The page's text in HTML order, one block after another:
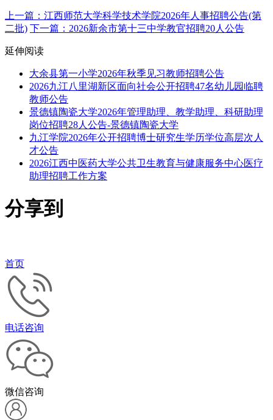
上一篇：江西师范大学科学技术学院2026年人事招聘公告(第
二批) 下一篇：2026新余市第十三中学教官招聘20人公告
延伸阅读
大余县第一小学2026年秋季见习教师招聘公告
2026九江八里湖新区面向社会公开招聘47名幼儿园临聘
教师公告
景德镇陶瓷大学2026年管理助理、教学助理、科研助理
岗位招聘28人公告-景德镇陶瓷大学
九江学院2026年公开招聘博士研究生学历学位高层次人
才公告
2026江西中医药大学公共卫生教育与健康服务中心医疗
助理招聘工作方案
分享到
首页
电话咨询
微信咨询